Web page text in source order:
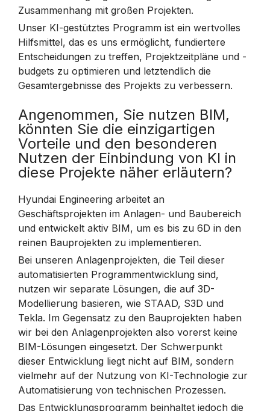
Zusammenhang mit großen Projekten.
Unser KI-gestütztes Programm ist ein wertvolles
Hilfsmittel, das es uns ermöglicht, fundiertere
Entscheidungen zu treffen, Projektzeitpläne und -
budgets zu optimieren und letztendlich die
Gesamtergebnisse des Projekts zu verbessern.
Angenommen, Sie nutzen BIM,
könnten Sie die einzigartigen
Vorteile und den besonderen
Nutzen der Einbindung von KI in
diese Projekte näher erläutern?
Hyundai Engineering arbeitet an
Geschäftsprojekten im Anlagen- und Baubereich
und entwickelt aktiv BIM, um es bis zu 6D in den
reinen Bauprojekten zu implementieren.
Bei unseren Anlagenprojekten, die Teil dieser
automatisierten Programmentwicklung sind,
nutzen wir separate Lösungen, die auf 3D-
Modellierung basieren, wie STAAD, S3D und
Tekla. Im Gegensatz zu den Bauprojekten haben
wir bei den Anlagenprojekten also vorerst keine
BIM-Lösungen eingesetzt. Der Schwerpunkt
dieser Entwicklung liegt nicht auf BIM, sondern
vielmehr auf der Nutzung von KI-Technologie zur
Automatisierung von technischen Prozessen.
Das Entwicklungsprogramm beinhaltet jedoch die